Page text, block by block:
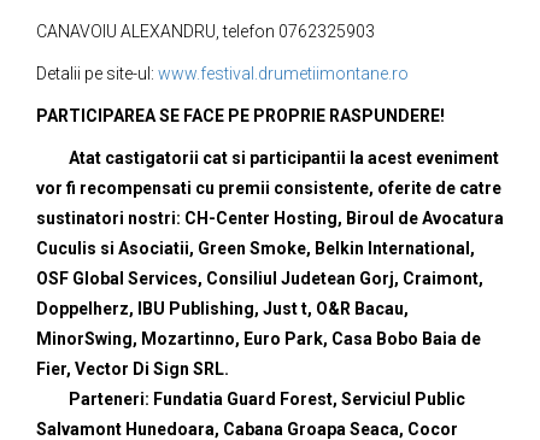
CANAVOIU ALEXANDRU, telefon 0762325903
Detalii pe site-ul: www.festival.drumetiimontane.ro
PARTICIPAREA SE FACE PE PROPRIE RASPUNDERE!
Atat castigatorii cat si participantii la acest eveniment
vor fi recompensati cu premii consistente, oferite de catre
sustinatori nostri: CH-Center Hosting, Biroul de Avocatura
Cuculis si Asociatii, Green Smoke, Belkin International,
OSF Global Services, Consiliul Judetean Gorj, Craimont,
Doppelherz, IBU Publishing, Just t, O&R Bacau,
MinorSwing, Mozartinno, Euro Park, Casa Bobo Baia de
Fier, Vector Di Sign SRL.
Parteneri: Fundatia Guard Forest, Serviciul Public
Salvamont Hunedoara, Cabana Groapa Seaca, Cocor